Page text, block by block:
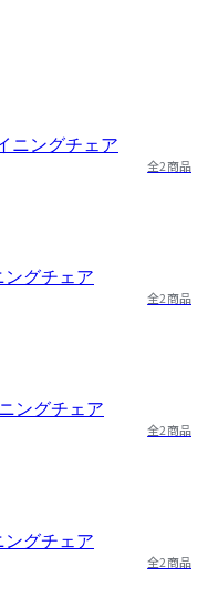
全2商品
全2商品
全2商品
全2商品